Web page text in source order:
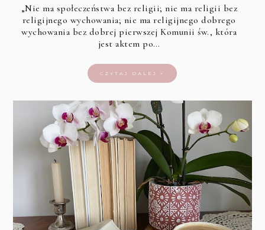
„Nie ma społeczeństwa bez religii; nie ma religii bez
religijnego wychowania; nie ma religijnego dobrego
wychowania bez dobrej pierwszej Komunii św., która
jest aktem po…
CZYTAJ DALEJ »